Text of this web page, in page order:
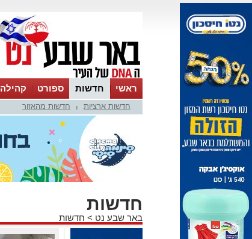
ראשי חדשות ספורט קהילה
עסקים
טיפים והמלצותחדשות ארציות חדשות מהאזור
חדשות
באר שבע נט > חדשות